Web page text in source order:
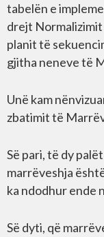
tabelën e
drejt
planit të
gjitha neneve të
Unë kam
zbatimit të
Së pari, të dy
marrëveshja
ka ndodhur ende
Së dyti, që